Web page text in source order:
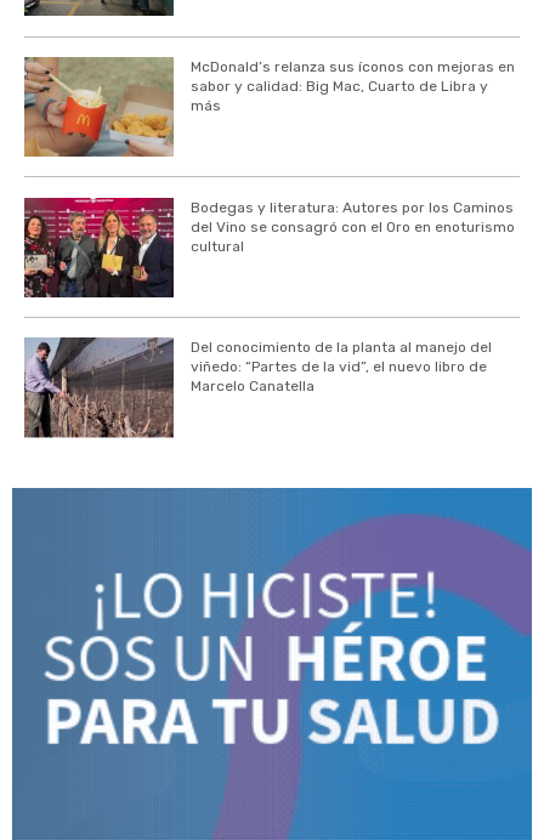
McDonald’s relanza sus íconos con mejoras en
sabor y calidad: Big Mac, Cuarto de Libra y
más
Bodegas y literatura: Autores por los Caminos
del Vino se consagró con el Oro en enoturismo
cultural
Del conocimiento de la planta al manejo del
viñedo: “Partes de la vid”, el nuevo libro de
Marcelo Canatella